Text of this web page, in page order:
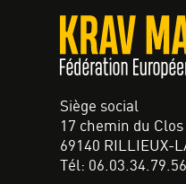
Siège social
17 chemin du Clos
69140 RILLIEUX-
Tél: 06.03.34.79.56